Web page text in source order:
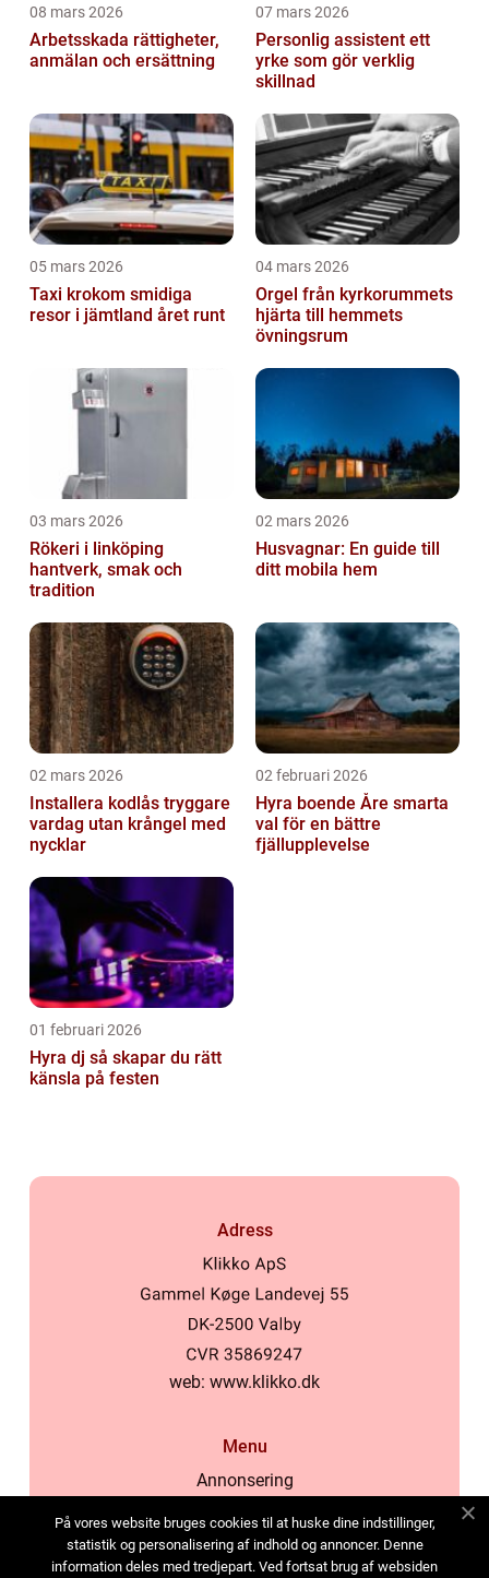
08 mars 2026
Arbetsskada rättigheter,
anmälan och ersättning
07 mars 2026
Personlig assistent ett
yrke som gör verklig
skillnad
05 mars 2026
Taxi krokom smidiga
resor i jämtland året runt
04 mars 2026
Orgel från kyrkorummets
hjärta till hemmets
övningsrum
03 mars 2026
Rökeri i linköping
hantverk, smak och
tradition
02 mars 2026
Husvagnar: En guide till
ditt mobila hem
02 mars 2026
Installera kodlås tryggare
vardag utan krångel med
nycklar
02 februari 2026
Hyra boende Åre smarta
val för en bättre
fjällupplevelse
01 februari 2026
Hyra dj så skapar du rätt
känsla på festen
Adress
web: www.klikko.dk
Menu
Annonsering
Cookies
Kontakta oss
På vores website bruges cookies til at huske dine indstillinger,
statistik og personalisering af indhold og annoncer. Denne
information deles med tredjepart. Ved fortsat brug af websiden